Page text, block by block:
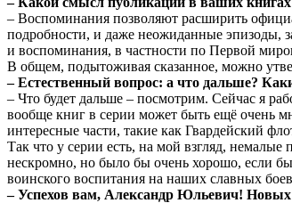
– Воспоминания позволяют расширить
подробности, и даже неожиданные эпизоды,
и воспоминания, в частности по Первой
В общем, подытоживая сказанное, можно
– Естественный вопрос: а что дальше?
– Что будет дальше – посмотрим. Сейчас я
вообще книг в серии может быть ещё очень
интересные части, такие как Гвардейский
Так что у серии есть, на мой взгляд,
нескромно, но было бы очень хорошо, если
воинского воспитания на наших славных
– Успехов вам, Александр Юльевич! Новых